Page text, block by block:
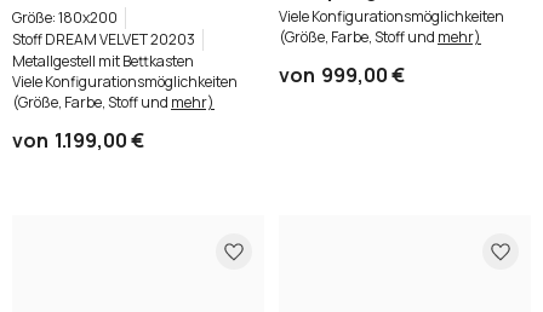
180x200
Stoff DREAM VELVET 20203
Metallgestell mit Bettkasten
Viele Konfigurationsmöglichkeiten
(Größe, Farbe, Stoff und mehr)
von 1.199,00 €
Viele Konfigurationsmöglichkeiten
(Größe, Farbe, Stoff und mehr)
von 999,00 €